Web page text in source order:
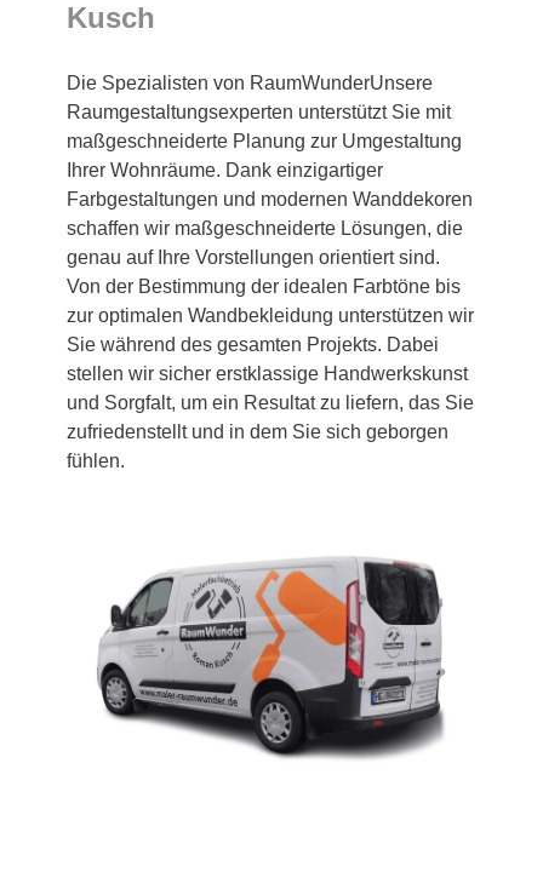
Kusch
Die Spezialisten von RaumWunderUnsere
Raumgestaltungsexperten unterstützt Sie mit
maßgeschneiderte Planung zur Umgestaltung
Ihrer Wohnräume. Dank einzigartiger
Farbgestaltungen und modernen Wanddekoren
schaffen wir maßgeschneiderte Lösungen, die
genau auf Ihre Vorstellungen orientiert sind.
Von der Bestimmung der idealen Farbtöne bis
zur optimalen Wandbekleidung unterstützen wir
Sie während des gesamten Projekts. Dabei
stellen wir sicher erstklassige Handwerkskunst
und Sorgfalt, um ein Resultat zu liefern, das Sie
zufriedenstellt und in dem Sie sich geborgen
fühlen.